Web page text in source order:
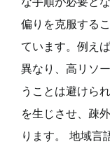
偏りを克服する
ています。例え
異なり、高リソ
うことは避けら
を生じさせ、疎
ります。 地域言